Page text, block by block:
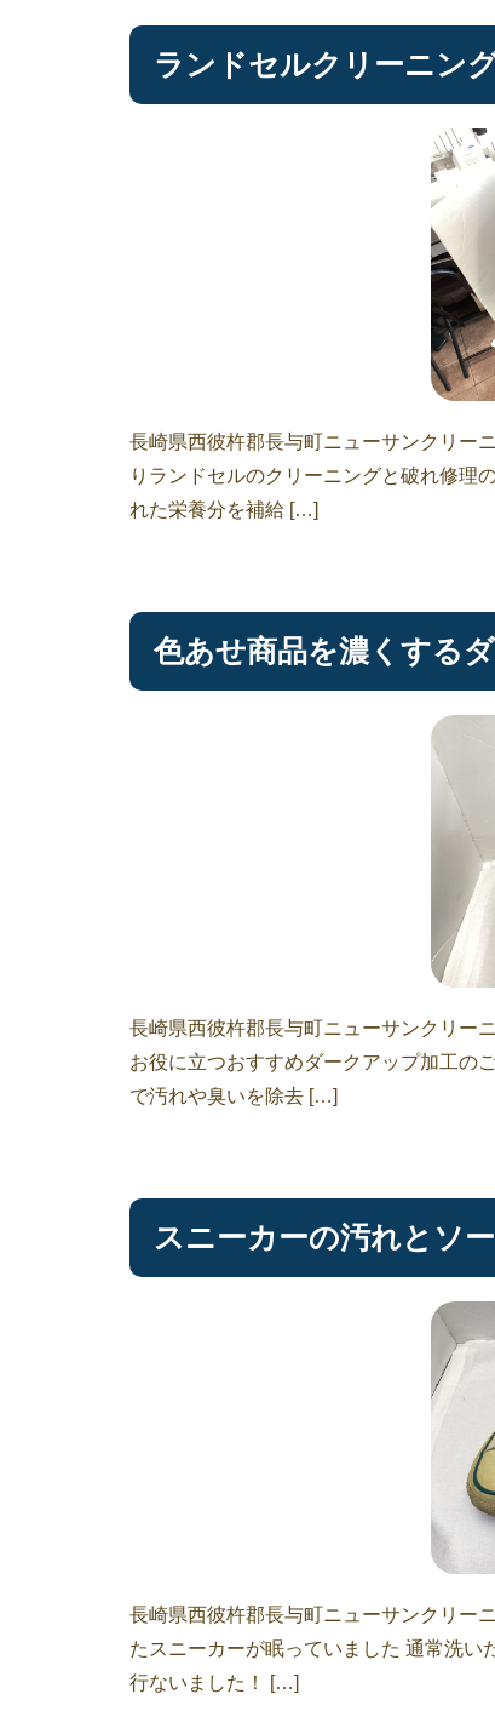
ランドセルクリーニン
長崎県西彼杵郡長与町ニューサンクリー
りランドセルのクリーニングと破れ修理
れた栄養分を補給 […]
色あせ商品を濃くする
長崎県西彼杵郡長与町ニューサンクリー
お役に立つおすすめダークアップ加工の
で汚れや臭いを除去 […]
スニーカーの汚れとソ
長崎県西彼杵郡長与町ニューサンクリー
たスニーカーが眠っていました 通常洗い
行ないました！ […]